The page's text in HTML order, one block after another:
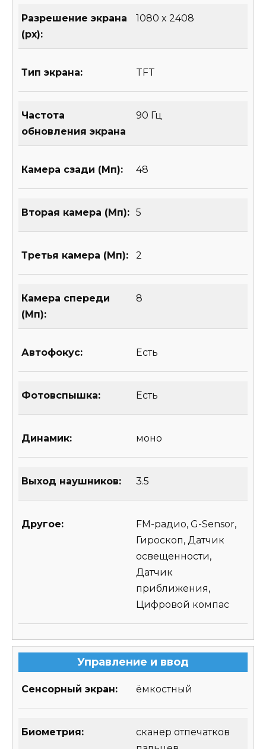
Разрешение экрана
(px):
1080 x 2408
Тип экрана: TFT
Частота
обновления экрана
90 Гц
Камера сзади (Мп): 48
Вторая камера (Мп): 5
Третья камера (Мп): 2
Камера спереди
(Мп):
8
Автофокус: Есть
Фотовспышка: Есть
Динамик: моно
Выход наушников: 3.5
Другое:
FM-радио, G-Sensor,
Гироскоп, Датчик
освещенности,
Датчик
приближения,
Цифровой компас
Управление и ввод
Сенсорный экран: ёмкостный
Биометрия:
сканер отпечатков